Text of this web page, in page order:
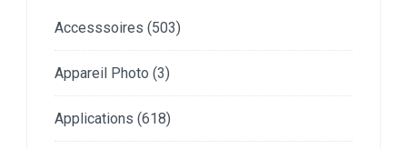
Accesssoires (503)
Appareil Photo (3)
Applications (618)